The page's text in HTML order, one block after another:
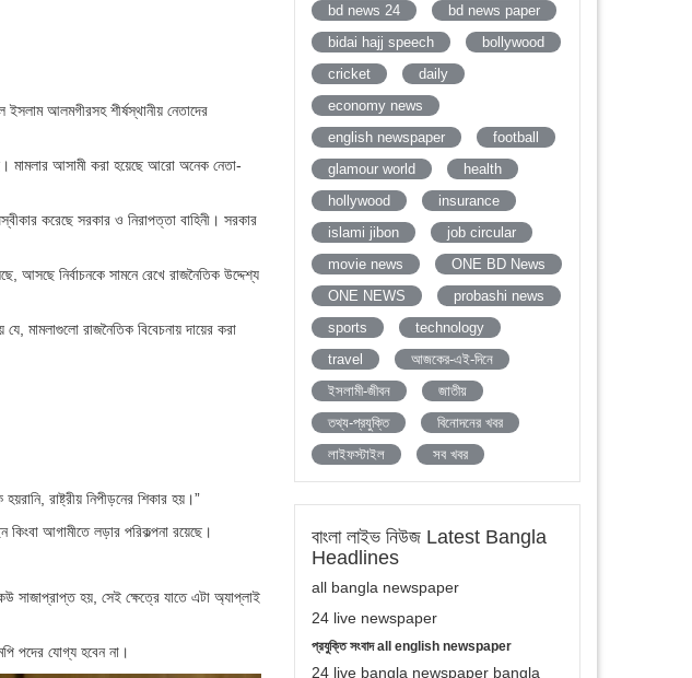
আলমগীরসহ শীর্ষস্থানীয় নেতাদের
মামলার আসামী করা হয়েছে আরো অনেক নেতা-
করেছে সরকার ও নিরাপত্তা বাহিনী। সরকার
আসছে নির্বাচনকে সামনে রেখে রাজনৈতিক উদ্দেশ্য
মামলাগুলো রাজনৈতিক বিবেচনায় দায়ের করা
রাষ্ট্রীয় নিপীড়নের শিকার হয়।”
আগামীতে লড়ার পরিকল্পনা রয়েছে।
সাজাপ্রাপ্ত হয়, সেই ক্ষেত্রে যাতে এটা অ্যাপ্লাই
পদের যোগ্য হবেন না।
bd news 24
bd news paper
bidai hajj speech
bollywood
cricket
daily
economy news
english newspaper
football
glamour world
health
hollywood
insurance
islami jibon
job circular
movie news
ONE BD News
ONE NEWS
probashi news
sports
technology
travel
আজকের-এই-দিনে
ইসলামী-জীবন
জাতীয়
তথ্য-প্রযুক্তি
বিনোদনের খবর
লাইফস্টাইল
সব খবর
বাংলা লাইভ নিউজ Latest Bangla
Headlines
all bangla newspaper
24 live newspaper
প্রযুক্তি সংবাদ all english newspaper
24 live bangla newspaper bangla